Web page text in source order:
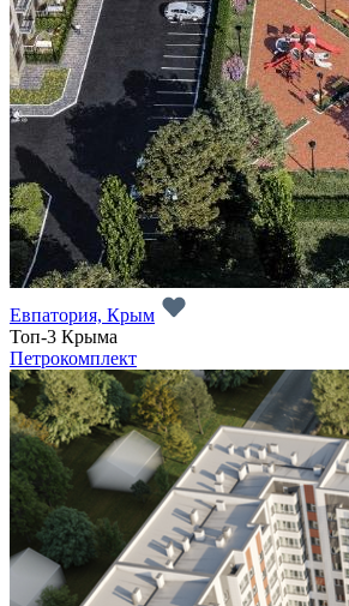
Евпатория, Крым
Топ-3 Крыма
Петрокомплект